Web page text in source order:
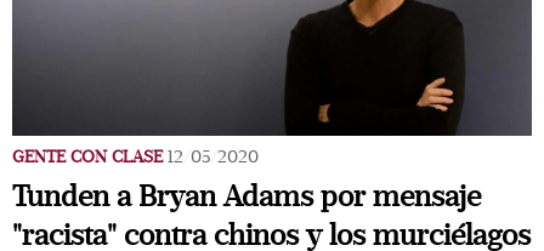
GENTE CON CLASE 12/05/2020
Tunden a Bryan Adams por mensaje
"racista" contra chinos y los murciélagos